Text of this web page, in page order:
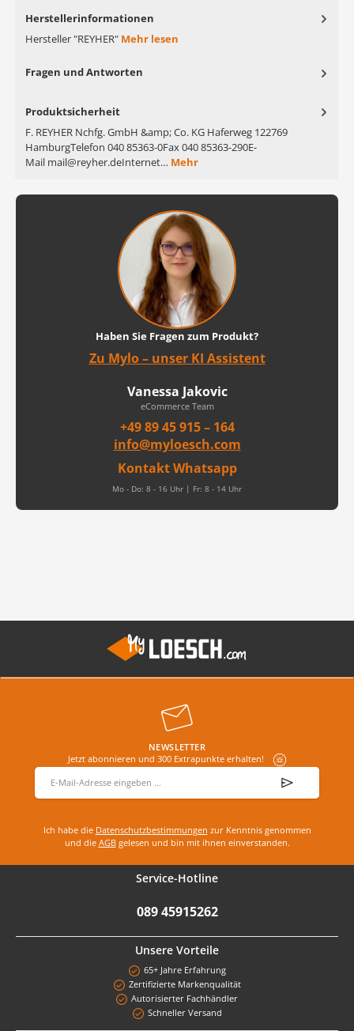
Herstellerinformationen
Hersteller "REYHER" Mehr lesen
Fragen und Antworten
Produktsicherheit
F. REYHER Nchfg. GmbH &amp; Co. KG Haferweg 122769
HamburgTelefon 040 85363-0Fax 040 85363-290E-
Mail mail@reyher.deInternet… Mehr
Haben Sie Fragen zum Produkt?
Zu Mylo – unser KI Assistent
Vanessa Jakovic
eCommerce Team
+49 89 45 915 – 164
info@myloesch.com
Kontakt Whatsapp
Mo - Do: 8 - 16 Uhr | Fr: 8 - 14 Uhr
NEWSLETTER
Jetzt abonnieren und 300 Extrapunkte erhalten!
E-Mail-Adresse
Ich habe die Datenschutzbestimmungen zur Kenntnis genommen
und die AGBgelesen und bin mit ihnen einverstanden.
Service-Hotline
089 45915262
Unsere Vorteile
65+ Jahre Erfahrung
Zertifizierte Markenqualität
Autorisierter Fachhändler
Schneller Versand